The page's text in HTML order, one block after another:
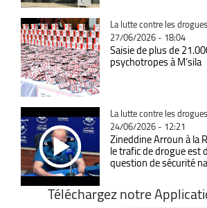
Catégorie
La lutte contre les drogues
27/06/2026 - 18:04
Saisie de plus de
psychotropes à M’sila
Catégorie
La lutte contre les drogues
24/06/2026 - 12:21
Zineddine Arroun à la
le trafic de drogue est
question de sécurité
Téléchargez notre